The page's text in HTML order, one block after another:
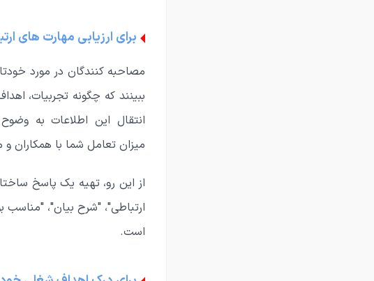
برای ارزیابی مهارت های
مصاحبه کنندگان در مورد
ببینند که چگونه تجربیات،
انتقال این اطلاعات به
میزان تعامل شما با همکاران
از این رو، تهیه یک پاسخ
ارتباطی"، "شرح بیان"،
است.